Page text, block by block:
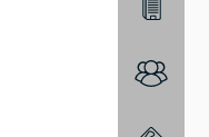
1-
2-